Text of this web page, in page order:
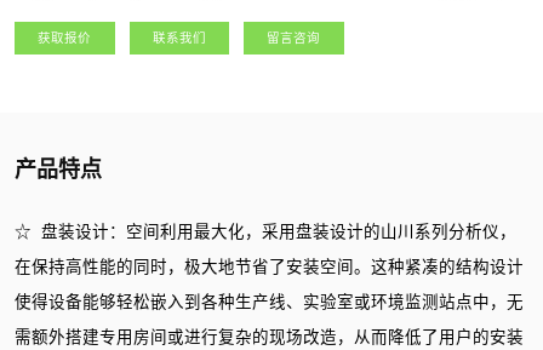
获取报价 联系我们 留言咨询
产品特点
☆ 盘装设计：空间利用最大化，采用盘装设计的山川系列分析仪，
在保持高性能的同时，极大地节省了安装空间。这种紧凑的结构设计
使得设备能够轻松嵌入到各种生产线、实验室或环境监测站点中，无
需额外搭建专用房间或进行复杂的现场改造，从而降低了用户的安装